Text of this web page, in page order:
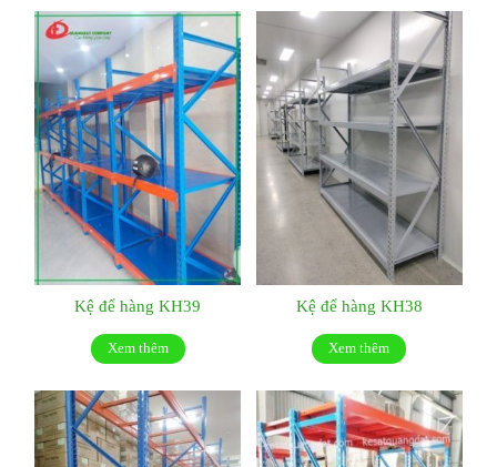
Kệ để hàng KH39
Xem thêm
Kệ để hàng KH38
Xem thêm